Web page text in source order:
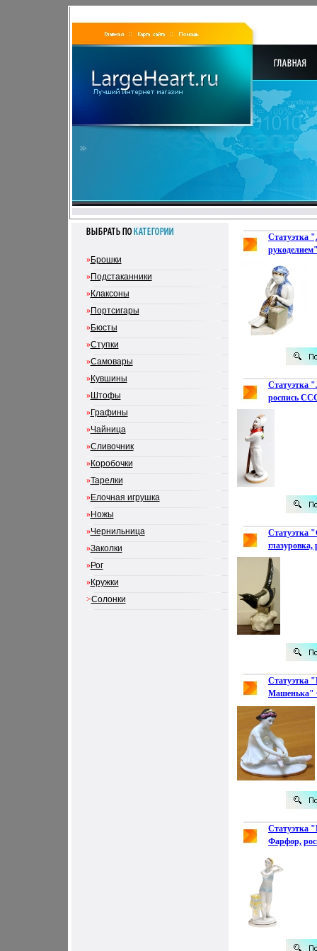
»Брошки
»Подстаканники
»Клаксоны
»Портсигары
»Бюсты
»Ступки
»Самовары
»Кувшины
»Штофы
»Графины
»Чайница
»Сливочник
»Коробочки
»Тарелки
»Елочная игрушка
»Ножы
»Чернильница
»Заколки
»Рог
»Кружки
>Солонки
Статуэтка
XX века
Без клейма
Статуэтка
роспись
Статуэтка
середина
2789n.
Статуэтка
Машенька"
золочение
е гг 1980",
2791n.
Статуэтка
Фарфор,
инфо 2802n.